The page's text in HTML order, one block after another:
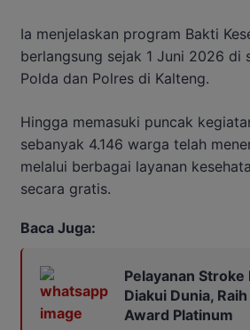
Ia menjelaskan program Bakti
berlangsung sejak 1 Juni 2026 di
Polda dan Polres di Kalteng.
Hingga memasuki puncak
sebanyak 4.146 warga telah
melalui berbagai layanan
secara gratis.
Baca Juga:
Pelayanan Stroke
Diakui Dunia,
Award Platinum